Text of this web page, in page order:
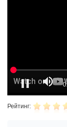
Рейтинг: